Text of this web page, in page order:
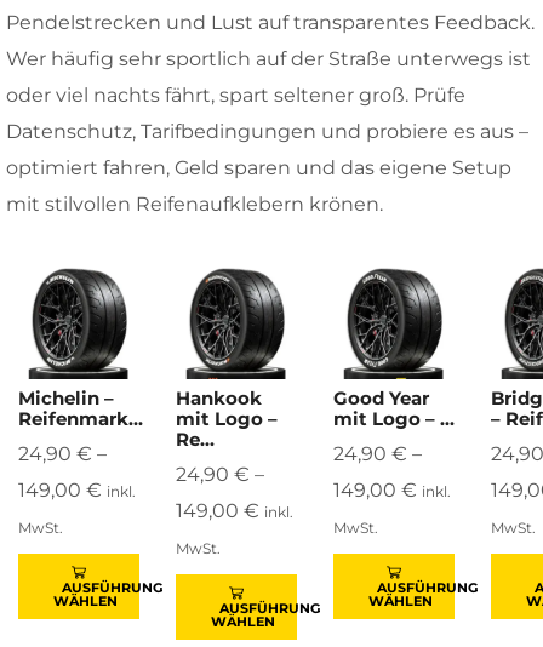
Pendelstrecken und Lust auf transparentes Feedback.
Wer häufig sehr sportlich auf der Straße unterwegs ist
oder viel nachts fährt, spart seltener groß. Prüfe
Datenschutz, Tarifbedingungen und probiere es aus –
optimiert fahren, Geld sparen und das eigene Setup
mit stilvollen Reifenaufklebern krönen.
Michelin –
Reifenmark...
24,90 € –
149,00 € inkl.
MwSt.
AUSFÜHRUNG
WÄHLEN
Hankook
mit Logo –
Re...
24,90 € –
149,00 € inkl.
MwSt.
AUSFÜHRUNG
WÄHLEN
Good Year
mit Logo – ...
24,90 € –
149,00 € inkl.
MwSt.
AUSFÜHRUNG
WÄHLEN
–
MwSt.